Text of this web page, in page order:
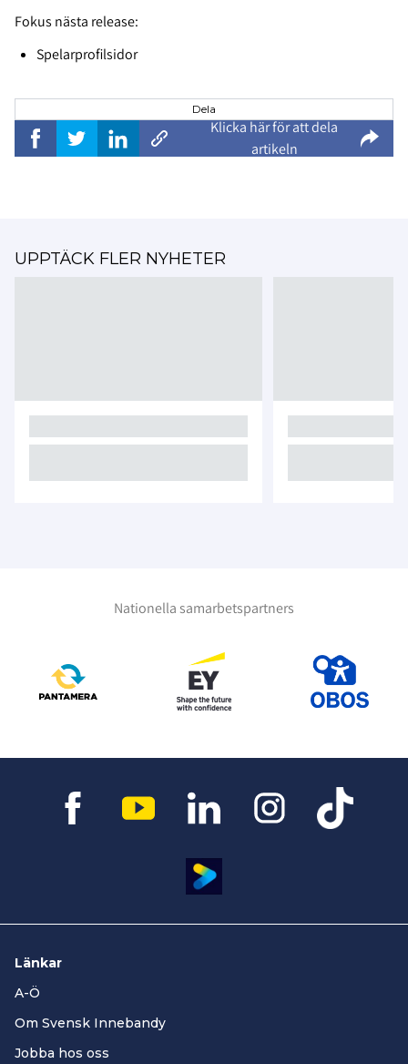
Fokus nästa release:
Spelarprofilsidor
Dela
Klicka här för att dela
artikeln
UPPTÄCK FLER NYHETER
Nationella samarbetspartners
Länkar
A-Ö
Om Svensk Innebandy
Jobba hos oss